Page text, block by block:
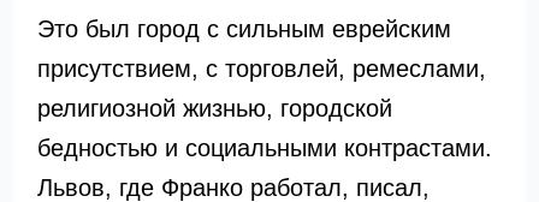
Это был город с сильным еврейским
присутствием, с торговлей, ремеслами,
религиозной жизнью, городской
бедностью и социальными контрастами.
Львов, где Франко работал, писал,